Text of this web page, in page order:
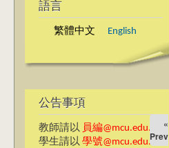
語言
繁體中文 English
公告事項
教師請以 員編@mcu.edu.tw
學生請以 學號@mcu.edu.tw
«
Prev